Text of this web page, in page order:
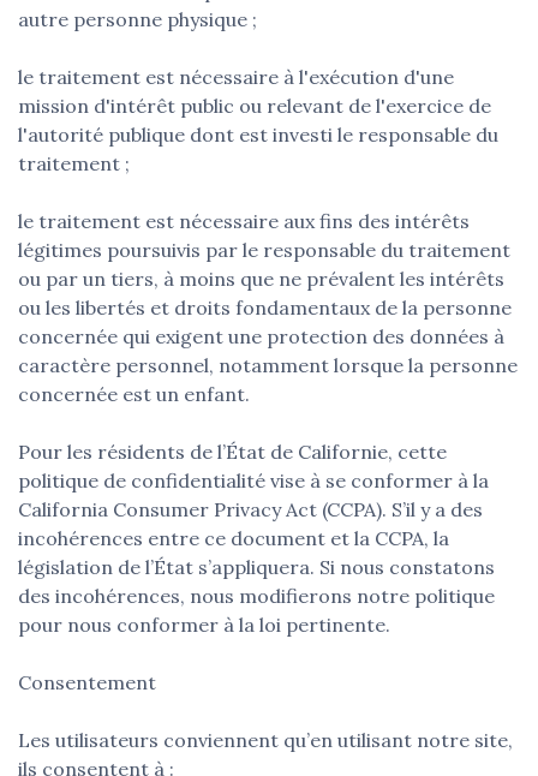
autre personne physique ;
le traitement est nécessaire à l'exécution d'une
mission d'intérêt public ou relevant de l'exercice de
l'autorité publique dont est investi le responsable du
traitement ;
le traitement est nécessaire aux fins des intérêts
légitimes poursuivis par le responsable du traitement
ou par un tiers, à moins que ne prévalent les intérêts
ou les libertés et droits fondamentaux de la personne
concernée qui exigent une protection des données à
caractère personnel, notamment lorsque la personne
concernée est un enfant.
Pour les résidents de l’État de Californie, cette
politique de confidentialité vise à se conformer à la
California Consumer Privacy Act (CCPA). S’il y a des
incohérences entre ce document et la CCPA, la
législation de l’État s’appliquera. Si nous constatons
des incohérences, nous modifierons notre politique
pour nous conformer à la loi pertinente.
Consentement
Les utilisateurs conviennent qu’en utilisant notre site,
ils consentent à :